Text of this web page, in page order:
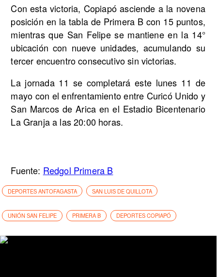
Con esta victoria, Copiapó asciende a la novena
posición en la tabla de Primera B con 15 puntos,
mientras que San Felipe se mantiene en la 14°
ubicación con nueve unidades, acumulando su
tercer encuentro consecutivo sin victorias.
La jornada 11 se completará este lunes 11 de
mayo con el enfrentamiento entre Curicó Unido y
San Marcos de Arica en el Estadio Bicentenario
La Granja a las 20:00 horas.
Fuente: Redgol Primera B
DEPORTES ANTOFAGASTA SAN LUIS DE QUILLOTA
UNIÓN SAN FELIPE PRIMERA B DEPORTES COPIAPÓ